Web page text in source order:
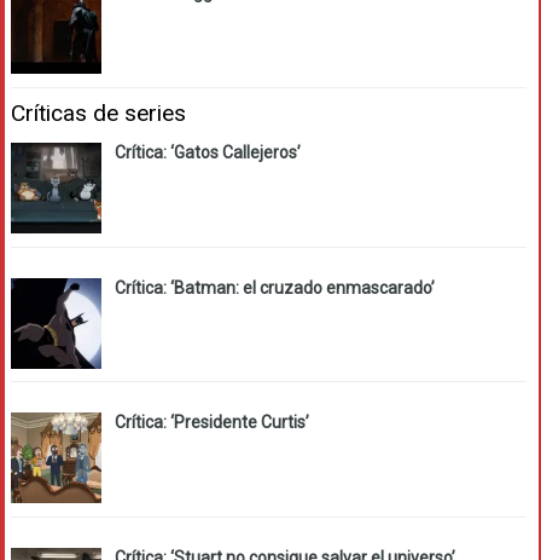
Críticas de series
Crítica: ‘Gatos Callejeros’
Crítica: ‘Batman: el cruzado enmascarado’
Crítica: ‘Presidente Curtis’